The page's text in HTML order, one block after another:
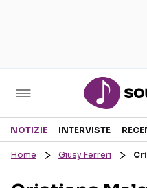
Sezioni
NOTIZIE INTERVISTE
Home Giusy Ferreri